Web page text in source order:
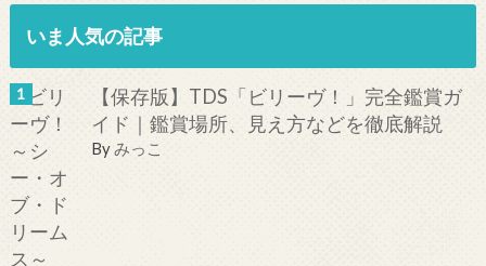
いま人気の記事
【保存版】TDS「ビリーヴ！」完全鑑賞ガ
イド｜鑑賞場所、見え方などを徹底解説
By みっこ